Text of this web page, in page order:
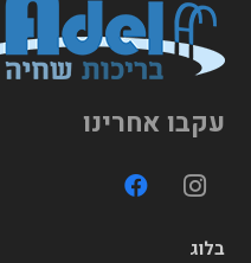
עקבו אחרינו
בלוג